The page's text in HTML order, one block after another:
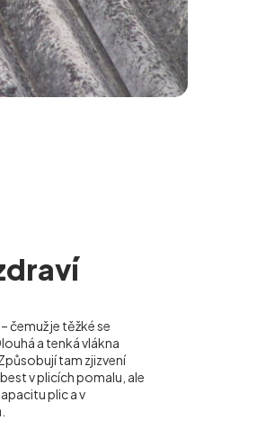
čemuž je těžké se
a tenká vlákna
tam zjizvení
v plicích pomalu, ale
plic a v